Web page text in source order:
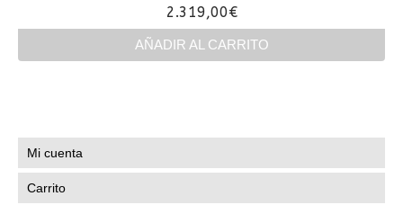
2.319,00€
AÑADIR AL CARRITO
Mi cuenta
Carrito